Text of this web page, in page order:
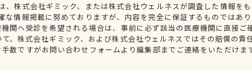
、株式会社ギミック、または株式会社ウェルネスが調査した情報を
な情報掲載に努めておりますが、内容を完全に保証するものではあ
関へ受診を希望される場合は、事前に必ず該当の医療機関に直接ご
、株式会社ギミック、および株式会社ウェルネスではその賠償の責
数ですがお問い合わせフォームより編集部までご連絡をいただけま